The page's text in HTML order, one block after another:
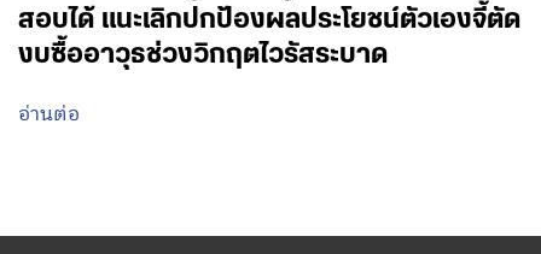
สอบได้ แนะเลิกปกป้องผลประโยชน์ตัวเองจี้ตัด
งบซื้ออาวุธช่วงวิกฤตไวรัสระบาด
อ่านต่อ